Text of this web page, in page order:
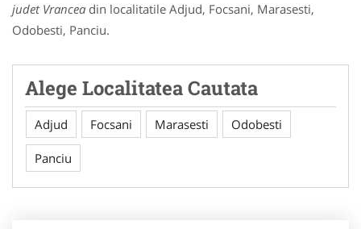
judet Vrancea din localitatile Adjud, Focsani, Marasesti,
Odobesti, Panciu.
Alege Localitatea Cautata
Adjud Focsani Marasesti Odobesti
Panciu